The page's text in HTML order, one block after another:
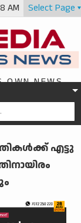
AM Select Page
OWN NEWS
എട്ടു